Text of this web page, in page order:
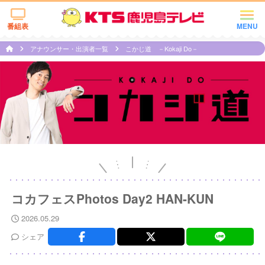
MENU
番組表
アナウンサー・出演者一覧 こかじ道 －Kokaji Do－
コカフェスPhotos Day2 HAN-KUN
2026.05.29
シェア